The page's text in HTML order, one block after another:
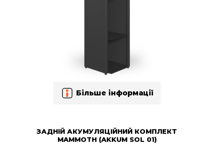
Більше інформації
ЗАДНІЙ АКУМУЛЯЦІЙНИЙ КОМПЛЕКТ
MAMMOTH (AKKUM SOL 01)